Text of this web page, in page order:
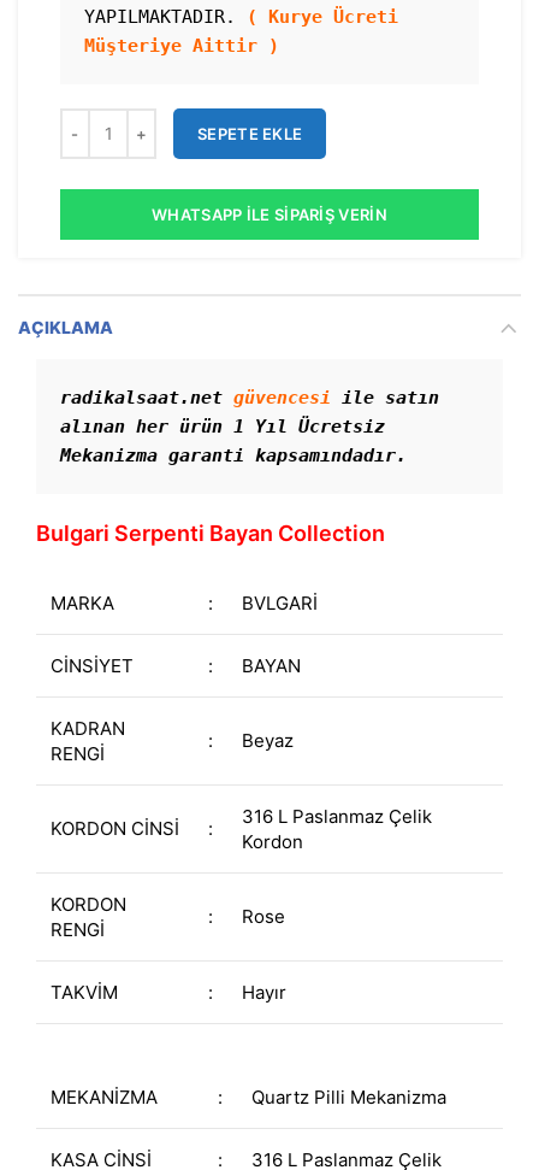
YAPILMAKTADIR.
( Kurye Ücreti
Müşteriye Aittir )
SEPETE EKLE
WHATSAPP İLE SIPARIŞ VERIN
AÇIKLAMA
radikalsaat.net güvencesi ile satın
alınan her ürün 1 Yıl Ücretsiz
Mekanizma garanti kapsamındadır.
Bulgari Serpenti Bayan Collection
MARKA : BVLGARİ
CİNSİYET : BAYAN
KADRAN
RENGİ
: Beyaz
KORDON CİNSİ :
316 L Paslanmaz Çelik
Kordon
KORDON
RENGİ
: Rose
TAKVİM : Hayır
MEKANİZMA : Quartz Pilli Mekanizma
KASA CİNSİ : 316 L Paslanmaz Çelik